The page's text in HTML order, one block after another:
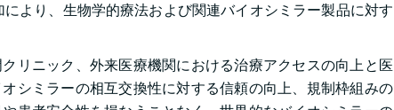
より、生物学的療法および関連バイオシミラー製品に対す
リニック、外来医療機関における治療アクセスの向上と医
シミラーの相互交換性に対する信頼の向上、規制枠組みの